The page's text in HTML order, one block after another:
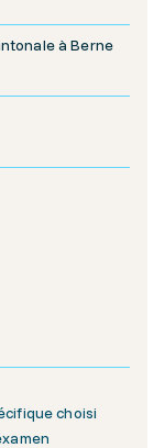
à Berne
choisi